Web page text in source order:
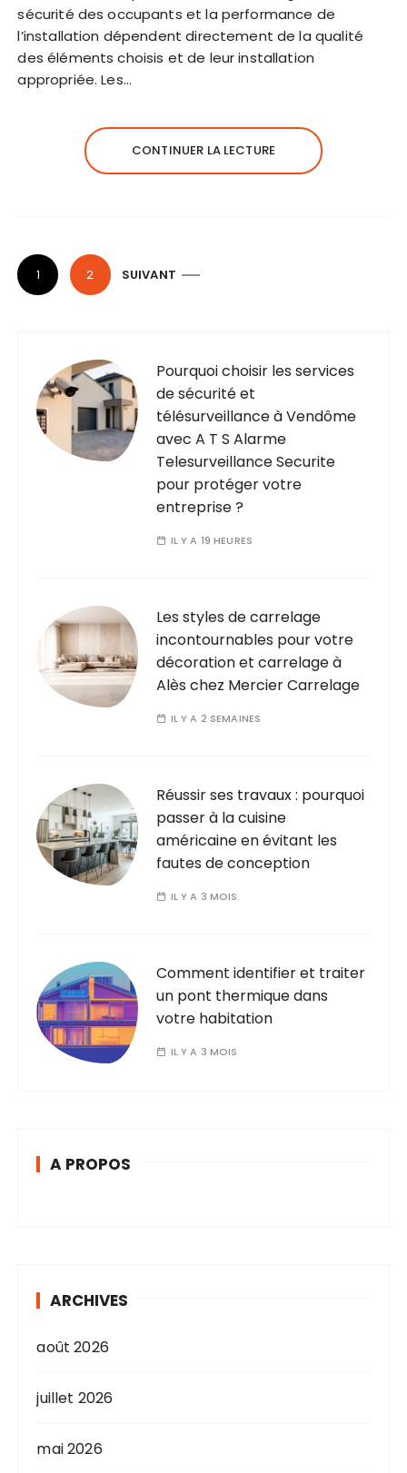
sécurité des occupants et la performance de
l’installation dépendent directement de la qualité
des éléments choisis et de leur installation
appropriée. Les…
CONTINUER LA LECTURE
P
a
1 2 SUIVANT
Pourquoi choisir les services
de sécurité et
télésurveillance à Vendôme
avec A T S Alarme
Telesurveillance Securite
pour protéger votre
entreprise ?
IL Y A 19 HEURES
Les styles de carrelage
incontournables pour votre
décoration et carrelage à
Alès chez Mercier Carrelage
IL Y A 2 SEMAINES
Réussir ses travaux : pourquoi
passer à la cuisine
américaine en évitant les
fautes de conception
IL Y A 3 MOIS
Comment identifier et traiter
un pont thermique dans
votre habitation
IL Y A 3 MOIS
A PROPOS
ARCHIVES
août 2026
juillet 2026
mai 2026